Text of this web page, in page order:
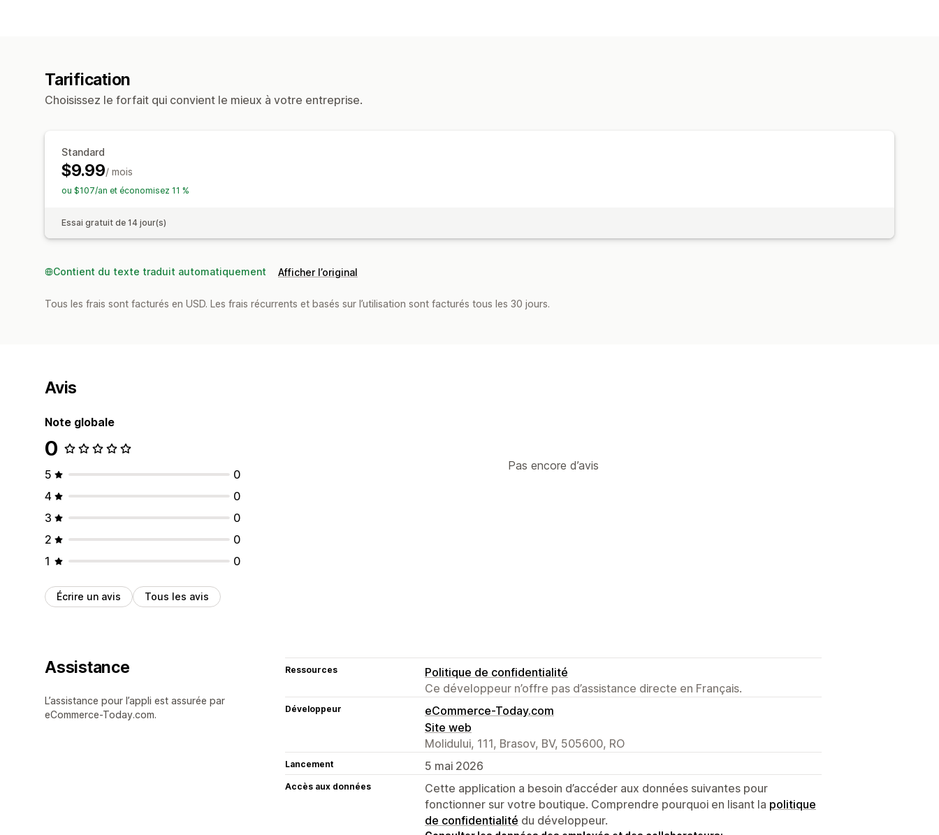
Tarification
Choisissez le forfait qui convient le mieux à votre entreprise.
Standard
$9.99/ mois
ou $107/an et économisez 11 %
Essai gratuit de 14 jour(s)
Contient du texte traduit automatiquement Afficher l’original
Tous les frais sont facturés en USD. Les frais récurrents et basés sur l’utilisation sont facturés tous les 30 jours.
Avis
Note globale
0
5
0
4
0
3
0
2
0
1
0
Écrire un avis Tous les avis
Pas encore d’avis
Assistance
L’assistance pour l’appli est assurée par
eCommerce-Today.com.
Ressources
Politique de confidentialité
Ce développeur n’offre pas d’assistance directe en Français.
Développeur
eCommerce-Today.com
Site web
Molidului, 111, Brasov, BV, 505600, RO
Lancement 5 mai 2026
Accès aux données
Cette application a besoin d’accéder aux données suivantes pour
fonctionner sur votre boutique. Comprendre pourquoi en lisant la politique
de confidentialité du développeur.